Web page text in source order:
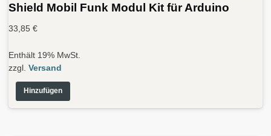
Shield Mobil Funk Modul Kit für Arduino
33,85 €
Enthält 19% MwSt.
zzgl. Versand
Hinzufügen